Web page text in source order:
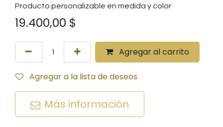
Producto personalizable en medida y color
19.400,00 $
Agregar al carrito
Agregar a la lista de deseos
Más información